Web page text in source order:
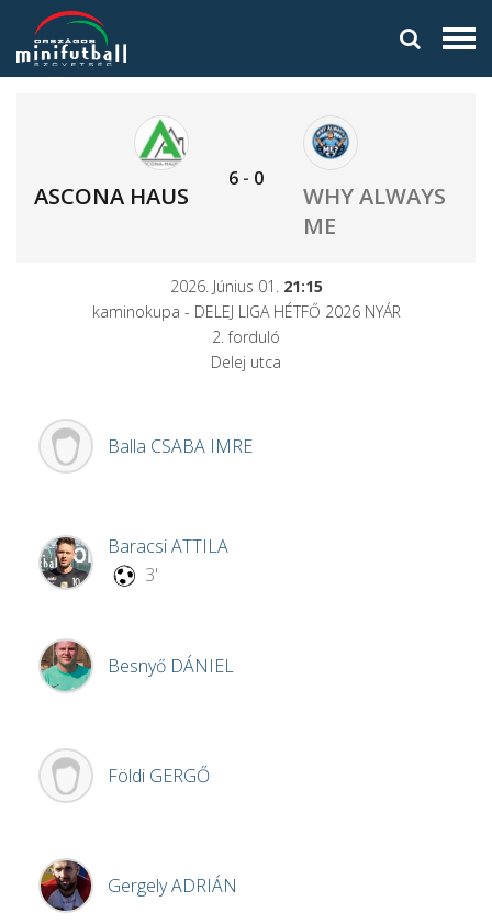
ASCONA HAUS
6- 0
WHY ALWAYS
ME
2026. Június 01. 21:15
kaminokupa - DELEJ LIGA HÉTFŐ 2026 NYÁR
2. forduló
Delej utca
Balla CSABA IMRE
BaracsiATTILA
3'
Besnyő DÁNIEL
Földi GERGŐ
GergelyADRIÁN